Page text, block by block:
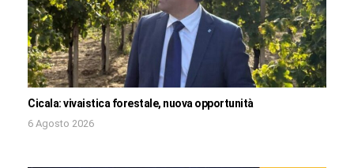
Cicala: vivaistica forestale, nuova opportunità
6 Agosto 2026